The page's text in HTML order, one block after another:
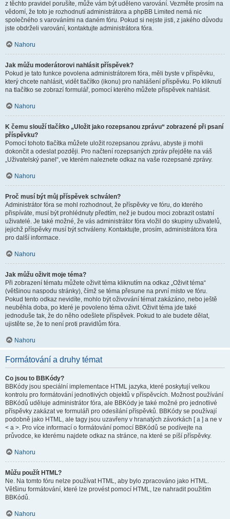
z těchto pravidel porušíte, může vám být uděleno varování. Vezměte prosím na
vědomí, že toto je rozhodnutí administrátora a phpBB Limited nemá nic
společného s varováními na daném fóru. Pokud si nejste jisti, z jakého důvodu
jste obdrželi varování, kontaktujte administrátora fóra.
Nahoru
Jak můžu moderátorovi nahlásit příspěvek?
Pokud je tato funkce povolena administrátorem fóra, měli byste v příspěvku,
který chcete nahlásit, vidět tlačítko (ikonu) pro nahlášení příspěvku. Po kliknutí
na tlačítko se zobrazí formulář, pomocí kterého můžete příspěvek nahlásit.
Nahoru
K čemu slouží tlačítko „Uložit jako rozepsanou zprávu“ zobrazené při psaní
příspěvku?
Pomocí tohoto tlačítka můžete uložit rozepsanou zprávu, abyste ji mohli
dokončit a odeslat později. Pro načtení rozepsaných zpráv přejděte na váš
„Uživatelský panel“, ve kterém naleznete odkaz na vaše rozepsané zprávy.
Nahoru
Proč musí být můj příspěvek schválen?
Administrátor fóra se mohl rozhodnout, že příspěvky ve fóru, do kterého
přispíváte, musí být prohlédnuty předtím, než je budou moci zobrazit ostatní
uživatelé. Je také možné, že vás administrátor fóra vložil do skupiny uživatelů,
jejichž příspěvky musí být schváleny. Kontaktujte, prosím, administrátora fóra
pro další informace.
Nahoru
Jak můžu oživit moje téma?
Při zobrazení tématu můžete oživit téma kliknutím na odkaz „Oživit téma“
(většinou naspodu stránky), čímž se téma přesune na první místo ve fóru.
Pokud tento odkaz nevidíte, mohlo být oživování témat zakázáno, nebo ještě
neuběhla doba, po které je povoleno téma oživit. Oživit téma jde také
jednoduše tak, že do něho odešlete příspěvek. Pokud to ale budete dělat,
ujistěte se, že to není proti pravidlům fóra.
Nahoru
Formátování a druhy témat
Co jsou to BBKódy?
BBKódy jsou speciální implementace HTML jazyka, které poskytují velkou
kontrolu pro formátování jednotlivých objektů v příspěvcích. Možnost používání
BBKódů uděluje administrátor fóra, ale BBKódy je také možné pro jednotlivé
příspěvky zakázat ve formuláři pro odesílání příspěvků. BBKódy se používají
podobně jako HTML, ale tagy jsou uzavřeny v hranatých závorkách [ a ] a ne v
< a >. Pro více informací o formátování pomocí BBKódů se podívejte na
průvodce, ke kterému najdete odkaz na stránce, na které se píší příspěvky.
Nahoru
Můžu použít HTML?
Ne. Na tomto fóru nelze používat HTML, aby bylo zpracováno jako HTML.
Většinu formátování, které lze provést pomocí HTML, lze nahradit použitím
BBKódů.
Nahoru